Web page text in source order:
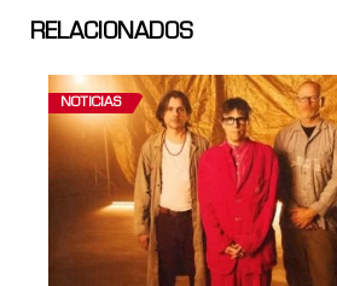
RELACIONADOS
NOTICIAS